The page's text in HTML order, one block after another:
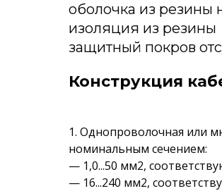
оболочка из резины
изоляция из резины
защитный покров
Конструкция
1. Однопроволочная или
номинальным сечением:
— 1,0...50 мм2,
— 16...240 мм2,